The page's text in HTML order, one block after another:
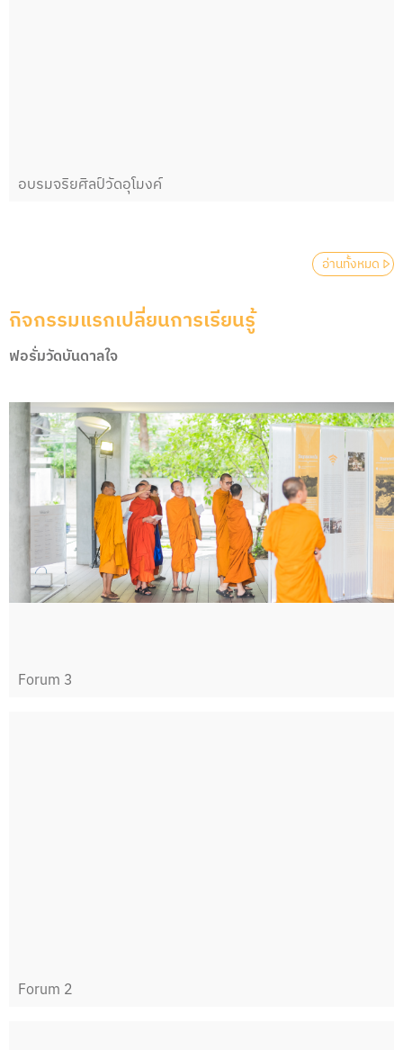
อบรมจริยศิลป์วัดอุโมงค์
อ่านทั้งหมด
กิจกรรมแรกเปลี่ยนการเรียนรู้
ฟอรั่มวัดบันดาลใจ
Forum 3
Forum 2